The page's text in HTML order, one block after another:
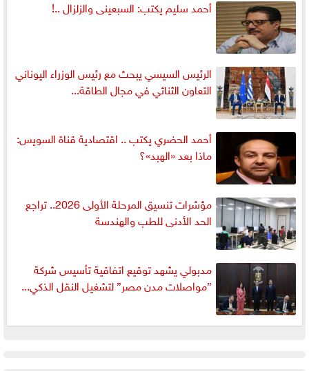
أحمد سليم يكتب: السبعينى والزلزال ..!
الرئيس السيسي يبحث مع رئيس الوزراء اليوناني
التعاون الثنائي في مجال الطاقة...
أحمد الحضري يكتب .. اقتصادية قناة السويس:
ماذا بعد «الهبد»؟
مؤشرات تنسيق المرحلة الأولى 2026.. تراجع
الحد الأدنى للطب والهندسة
مدبولي يشهد توقيع اتفاقية تأسيس شركة
”مواصلات مدن مصر” لتشغيل النقل الذكي...